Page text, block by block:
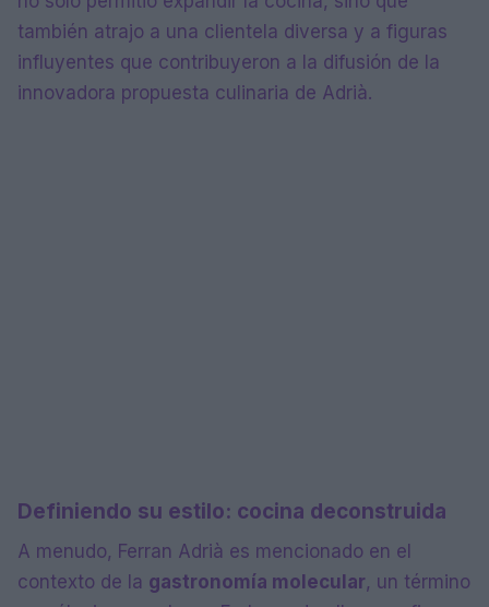
también atrajo a una clientela diversa y a figuras
influyentes que contribuyeron a la difusión de la
innovadora propuesta culinaria de Adrià.
Definiendo su estilo: cocina deconstruida
A menudo, Ferran Adrià es mencionado en el
contexto de la gastronomía molecular, un término